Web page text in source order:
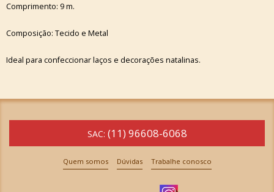
Comprimento: 9 m.
Composição: Tecido e Metal
Ideal para confeccionar laços e decorações natalinas.
SAC: (11) 96608-6068
Quem somos Dúvidas Trabalhe conosco